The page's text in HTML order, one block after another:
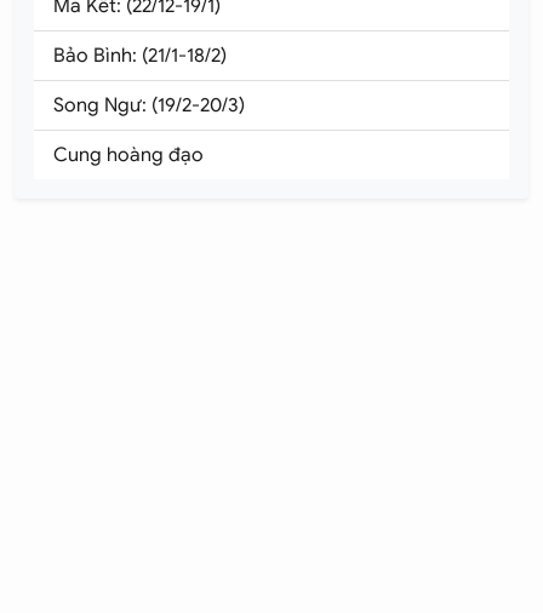
Ma Kết: (22/12-19/1)
Bảo Bình: (21/1-18/2)
Song Ngư: (19/2-20/3)
Cung hoàng đạo